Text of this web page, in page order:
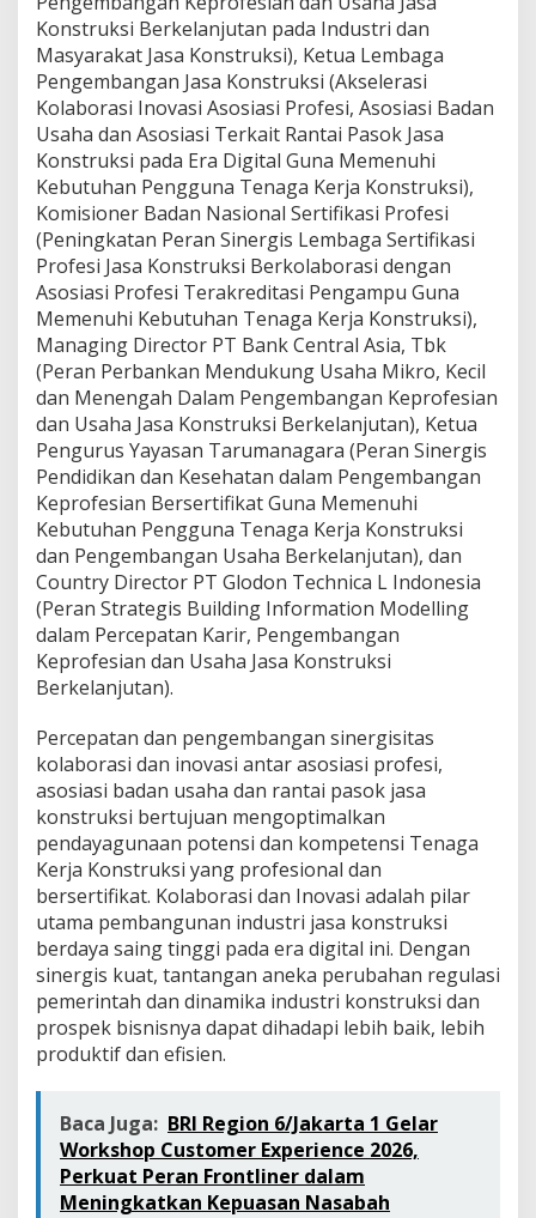
Konstruksi Berkelanjutan pada Industri dan
Masyarakat Jasa Konstruksi), Ketua Lembaga
Pengembangan Jasa Konstruksi (Akselerasi
Kolaborasi Inovasi Asosiasi Profesi, Asosiasi Badan
Usaha dan Asosiasi Terkait Rantai Pasok Jasa
Konstruksi pada Era Digital Guna Memenuhi
Kebutuhan Pengguna Tenaga Kerja Konstruksi),
Komisioner Badan Nasional Sertifikasi Profesi
(Peningkatan Peran Sinergis Lembaga Sertifikasi
Profesi Jasa Konstruksi Berkolaborasi dengan
Asosiasi Profesi Terakreditasi Pengampu Guna
Memenuhi Kebutuhan Tenaga Kerja Konstruksi),
Managing Director PT Bank Central Asia, Tbk
(Peran Perbankan Mendukung Usaha Mikro, Kecil
dan Menengah Dalam Pengembangan Keprofesian
dan Usaha Jasa Konstruksi Berkelanjutan), Ketua
Pengurus Yayasan Tarumanagara (Peran Sinergis
Pendidikan dan Kesehatan dalam Pengembangan
Keprofesian Bersertifikat Guna Memenuhi
Kebutuhan Pengguna Tenaga Kerja Konstruksi
dan Pengembangan Usaha Berkelanjutan), dan
Country Director PT Glodon Technica L Indonesia
(Peran Strategis Building Information Modelling
dalam Percepatan Karir, Pengembangan
Keprofesian dan Usaha Jasa Konstruksi
Berkelanjutan).
Percepatan dan pengembangan sinergisitas
kolaborasi dan inovasi antar asosiasi profesi,
asosiasi badan usaha dan rantai pasok jasa
konstruksi bertujuan mengoptimalkan
pendayagunaan potensi dan kompetensi Tenaga
Kerja Konstruksi yang profesional dan
bersertifikat. Kolaborasi dan Inovasi adalah pilar
utama pembangunan industri jasa konstruksi
berdaya saing tinggi pada era digital ini. Dengan
sinergis kuat, tantangan aneka perubahan regulasi
pemerintah dan dinamika industri konstruksi dan
prospek bisnisnya dapat dihadapi lebih baik, lebih
produktif dan efisien.
Baca Juga: BRI Region 6/Jakarta 1 Gelar
Workshop Customer Experience 2026,
Perkuat Peran Frontliner dalam
Meningkatkan Kepuasan Nasabah